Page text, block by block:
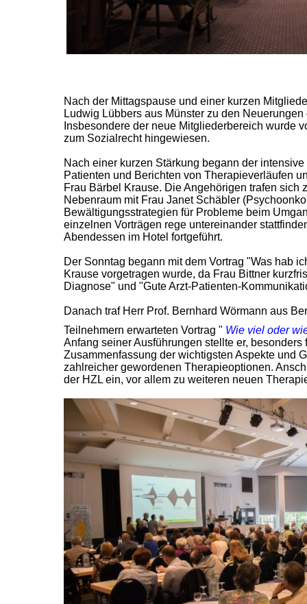
Nach der Mittagspause und einer kurzen
Ludwig Lübbers aus Münster zu den
Insbesondere der neue Mitgliederbereich wurde
zum Sozialrecht hingewiesen.
Nach einer kurzen Stärkung begann der
Patienten und Berichten von Therapieverläufen
Frau Bärbel Krause. Die Angehörigen trafen
Nebenraum mit Frau Janet Schäbler
Bewältigungsstrategien für Probleme beim
einzelnen Vorträgen rege untereinander
Abendessen im Hotel fortgeführt.
Der Sonntag begann mit dem Vortrag "Was hab
Krause vorgetragen wurde, da Frau Bittner
Diagnose" und "Gute Arzt-Patienten-
Danach traf Herr Prof. Bernhard Wörmann aus
Teilnehmern erwarteten Vortrag " Wie viel oder
Anfang seiner Ausführungen stellte er,
Zusammenfassung der wichtigsten Aspekte und
zahlreicher gewordenen Therapieoptionen.
der HZL ein, vor allem zu weiteren neuen